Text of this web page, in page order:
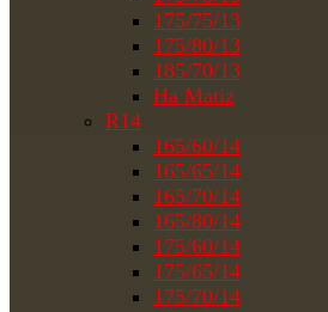
175/75/13
175/80/13
185/70/13
На Matiz
R14
165/60/14
165/65/14
165/70/14
165/80/14
175/60/14
175/65/14
175/70/14